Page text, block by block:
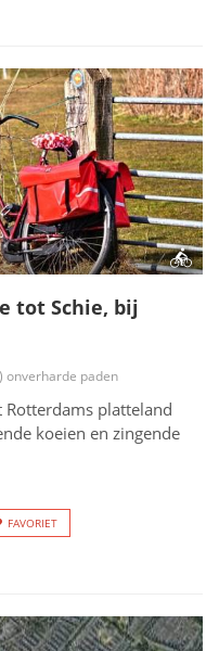
tot Schie, bij
onverharde paden
platteland
koeien en zingende
FAVORIET